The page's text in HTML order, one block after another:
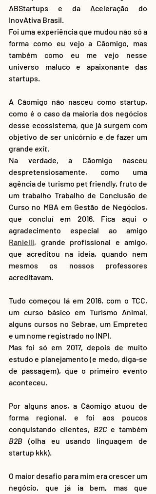
ABStartups e da Aceleração do
InovAtiva Brasil.
Foi uma experiência que mudou não só a
forma como eu vejo a Cãomigo, mas
também como eu me vejo nesse
universo maluco e apaixonante das
startups.
A Cãomigo não nasceu como startup,
como é o caso da maioria dos negócios
desse ecossistema, que já surgem com
objetivo de ser unicórnio e de fazer um
grande exit.
Na verdade, a Cãomigo nasceu
despretensiosamente, como uma
agência de turismo pet friendly, fruto de
um trabalho Trabalho de Conclusão de
Curso no MBA em Gestão de Negócios,
que concluí em 2016. Fica aqui o
Ranielli, grande profissional e amigo,
que acreditou na ideia, quando nem
mesmos os nossos professores
acreditavam.
Tudo começou lá em 2016, com o TCC,
um curso básico em Turismo Animal,
alguns cursos no Sebrae, um Empretec
e um nome registrado no INPI.
Mas foi só em 2017, depois de muito
estudo e planejamento (e medo, diga-se
de passagem), que o primeiro evento
aconteceu.
Por alguns anos, a Cãomigo atuou de
forma regional, e foi aos poucos
conquistando clientes, B2C
B2B (olha eu usando linguagem de
startup kkk).
O maior desafio para mim era crescer um
negócio, que já ia bem, mas que